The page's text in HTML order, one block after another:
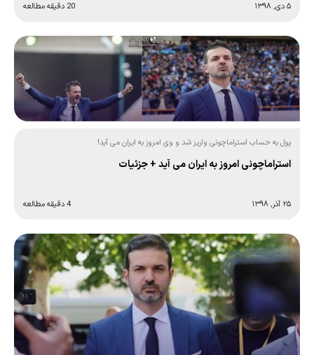
۵ دی, ۱۳۹۸ 20 دقیقه مطالعه
پول به حساب استراماچونی واریز شد و وی امروز به ایران می آید!
استراماچونی امروز به ایران می آید + جزئیات
۲۵ آذر, ۱۳۹۸ 4 دقیقه مطالعه